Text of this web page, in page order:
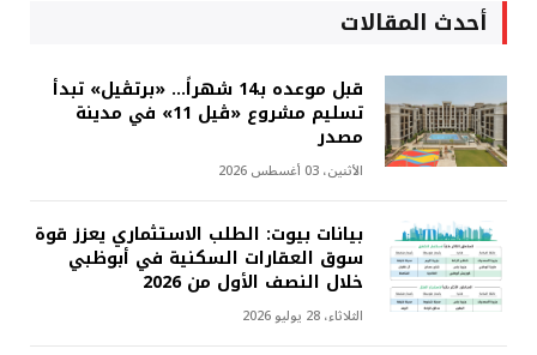
أحدث المقالات
قبل موعده بـ14 شهراً... «برتڤيل» تبدأ
تسليم مشروع «ڤيل 11» في مدينة
مصدر
الأثنين، 03 أغسطس 2026
بيانات بيوت: الطلب الاستثماري يعزز قوة
سوق العقارات السكنية في أبوظبي
خلال النصف الأول من 2026
الثلاثاء، 28 يوليو 2026